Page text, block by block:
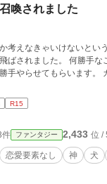
喚されました
考えなきゃいけないとい
ばされました。 何勝手な
手やらせてもらいます。
R15
件 ファンタジー 2,433 位 /
恋愛要素なし 神 犬